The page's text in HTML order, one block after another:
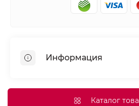
Информация
Каталог